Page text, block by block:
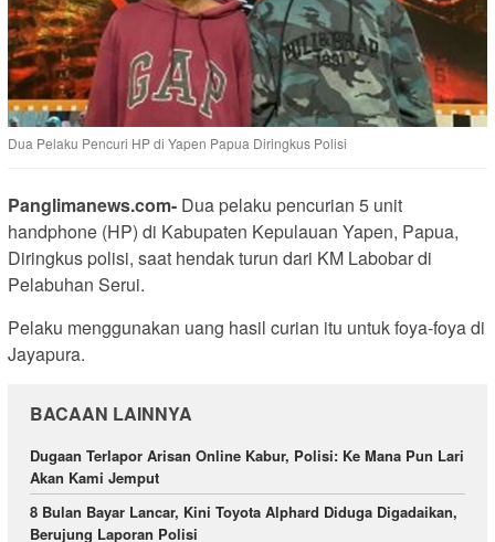
Dua Pelaku Pencuri HP di Yapen Papua Diringkus Polisi
Panglimanews.com- Dua pelaku pencurian 5 unit
handphone (HP) di Kabupaten Kepulauan Yapen, Papua,
Diringkus polisi, saat hendak turun dari KM Labobar di
Pelabuhan Serui.
Pelaku menggunakan uang hasil curian itu untuk foya-foya di
Jayapura.
BACAAN LAINNYA
Dugaan Terlapor Arisan Online Kabur, Polisi: Ke Mana Pun Lari
Akan Kami Jemput
8 Bulan Bayar Lancar, Kini Toyota Alphard Diduga Digadaikan,
Berujung Laporan Polisi